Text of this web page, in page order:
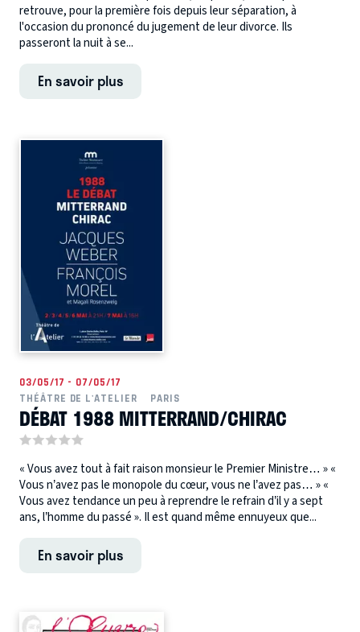
retrouve, pour la première fois depuis leur séparation, à
l'occasion du prononcé du jugement de leur divorce. Ils
passeront la nuit à se...
En savoir plus
03/05/17 - 07/05/17
THÉÂTRE DE L'ATELIER
PARIS
DÉBAT 1988 MITTERRAND/CHIRAC
« Vous avez tout à fait raison monsieur le Premier Ministre… » «
Vous n’avez pas le monopole du cœur, vous ne l’avez pas… » «
Vous avez tendance un peu à reprendre le refrain d’il y a sept
ans, l’homme du passé ». Il est quand même ennuyeux que...
En savoir plus